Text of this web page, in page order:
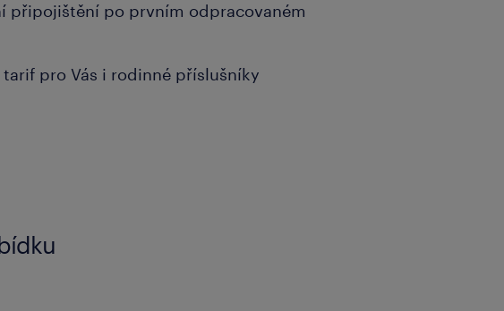
připojištění po prvním odpracovaném
pro Vás i rodinné příslušníky
oboru nebo praxi na obdobné
výkresové dokumentaci,
a samostatnost při práci,